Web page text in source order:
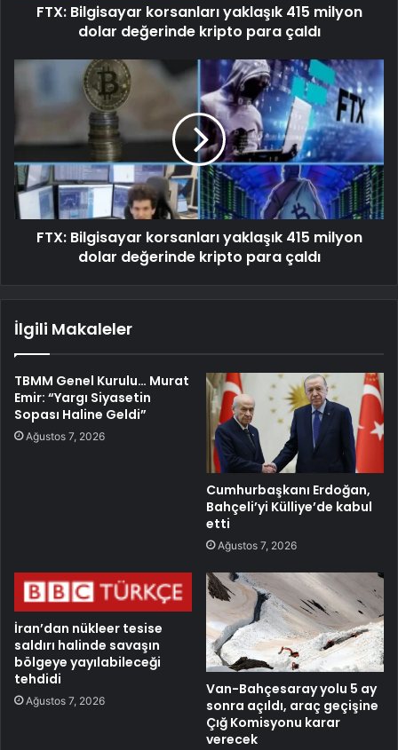
FTX: Bilgisayar korsanları yaklaşık 415 milyon
dolar değerinde kripto para çaldı
FTX: Bilgisayar korsanları yaklaşık 415 milyon
dolar değerinde kripto para çaldı
İlgili Makaleler
TBMM Genel Kurulu… Murat
Emir: “Yargı Siyasetin
Sopası Haline Geldi”
Ağustos 7, 2026
Cumhurbaşkanı Erdoğan,
Bahçeli’yi Külliye’de kabul
etti
Ağustos 7, 2026
İran’dan nükleer tesise
saldırı halinde savaşın
bölgeye yayılabileceği
tehdidi
Ağustos 7, 2026
Van-Bahçesaray yolu 5 ay
sonra açıldı, araç geçişine
Çığ Komisyonu karar
verecek